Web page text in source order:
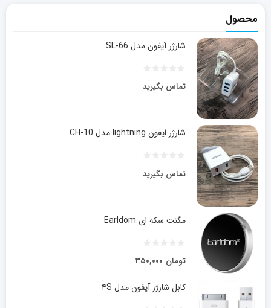
محصول
شارژر آیفون مدل SL-66
تماس بگیرید
شارژر ایفون lightning مدل CH-10
تماس بگیرید
مگنت سکه ای Earldom
۳۵۰,۰۰۰ تومان
کابل شارژر آیفون مدل ۴S